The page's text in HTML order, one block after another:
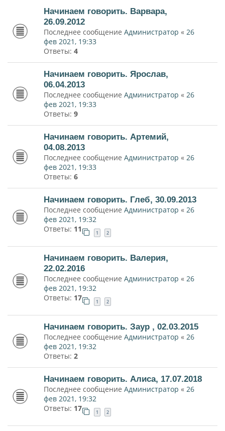
Начинаем говорить. Варвара,
26.09.2012
Последнее сообщение Администратор « 26
фев 2021, 19:33
Ответы: 4
Начинаем говорить. Ярослав,
06.04.2013
Последнее сообщение Администратор « 26
фев 2021, 19:33
Ответы: 9
Начинаем говорить. Артемий,
04.08.2013
Последнее сообщение Администратор « 26
фев 2021, 19:33
Ответы: 6
Начинаем говорить. Глеб, 30.09.2013
Последнее сообщение Администратор « 26
фев 2021, 19:32
Ответы: 11 1 2
Начинаем говорить. Валерия,
22.02.2016
Последнее сообщение Администратор « 26
фев 2021, 19:32
Ответы: 17 1 2
Начинаем говорить. Заур , 02.03.2015
Последнее сообщение Администратор « 26
фев 2021, 19:32
Ответы: 2
Начинаем говорить. Алиса, 17.07.2018
Последнее сообщение Администратор « 26
фев 2021, 19:32
Ответы: 17 1 2